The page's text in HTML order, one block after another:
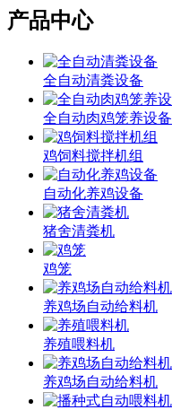
产品中心
全自动清粪设备
全自动肉鸡笼养设备
鸡饲料搅拌机组
自动化养鸡设备
猪舍清粪机
鸡笼
养鸡场自动给料机
养殖喂料机
养鸡场自动给料机